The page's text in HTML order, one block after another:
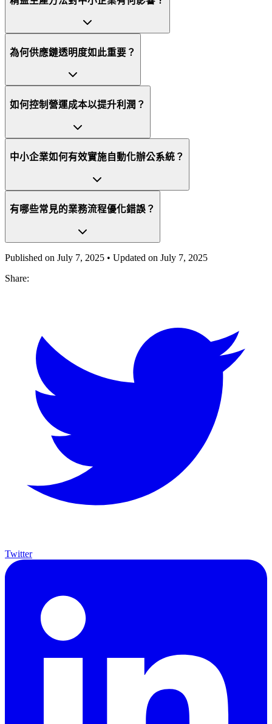
為何供應鏈透明度如此重要？
如何控制營運成本以提升利潤？
中小企業如何有效實施自動化辦公系統？
有哪些常見的業務流程優化錯誤？
Published on July 7, 2025 • Updated on July 7, 2025
Share:
Twitter